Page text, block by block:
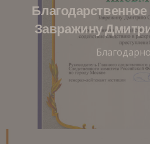
Завражину